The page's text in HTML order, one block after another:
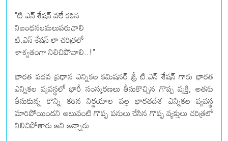
"టి.ఎన్ శేషన్ వలే కఠిన
నిబంధనలమలుపరుచాలి
టి.ఎన్ శేషన్ లా చరిత్రలో
శాశ్వతంగా నిలిచిపోవాలి..!"
భారత పదవ ప్రధాన ఎన్నికల కమిషనర్ శ్రీ టి.ఎన్ శేషన్ గారు భారత
ఎన్నికల వ్యవస్థలో భారీ సంస్కరణలు తీసుకొచ్చిన గొప్ప వ్యక్తి, అతను
తీసుకున్న కొన్ని కఠిన నిర్ణయాల వల్ల భారతదేశ ఎన్నికల వ్యవస్థ
మారిపోయిందని అటువంటి గొప్ప పనులు చేసిన గొప్ప వ్యక్తులు చరిత్రలో
నిలిచిపోతారు అని అన్నారు.